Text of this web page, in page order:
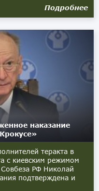
Подробнее
наказание
теракта в
с киевским режимом
РФ Николай
подтверждена и